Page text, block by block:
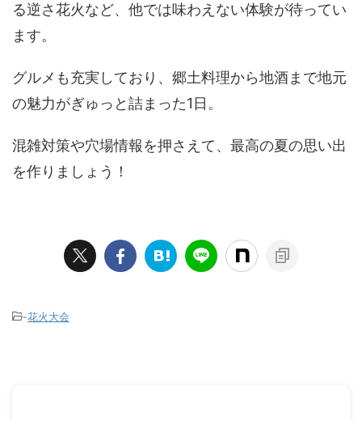
る逆さ花火など、他では味わえない体験が待ってい
ます。
グルメも充実しており、郷土料理から地酒まで地元
の魅力がぎゅっと詰まった1日。
混雑対策や穴場情報を押さえて、最高の夏の思い出
を作りましょう！
-花火大会